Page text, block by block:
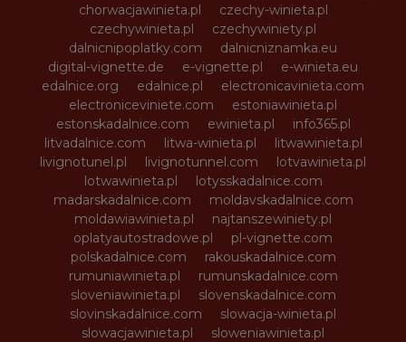
chorwacjawinieta.pl
czechy-winieta.pl
czechywinieta.pl
czechywiniety.pl
dalnicnipoplatky.com
dalnicniznamka.eu
digital-vignette.de
e-vignette.pl
e-winieta.eu
edalnice.org
edalnice.pl
electronicavinieta.com
electroniceviniete.com
estoniawinieta.pl
estonskadalnice.com
ewinieta.pl
info365.pl
litvadalnice.com
litwa-winieta.pl
litwawinieta.pl
livignotunel.pl
livignotunnel.com
lotvawinieta.pl
lotwawinieta.pl
lotysskadalnice.com
madarskadalnice.com
moldavskadalnice.com
moldawiawinieta.pl
najtanszewiniety.pl
oplatyautostradowe.pl
pl-vignette.com
polskadalnice.com
rakouskadalnice.com
rumuniawinieta.pl
rumunskadalnice.com
sloveniawinieta.pl
slovenskadalnice.com
slovinskadalnice.com
slowacja-winieta.pl
slowacjawinieta.pl
sloweniawinieta.pl